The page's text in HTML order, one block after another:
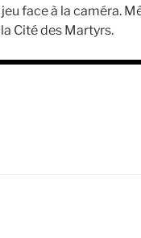
face à la caméra.
Cité des Martyrs.